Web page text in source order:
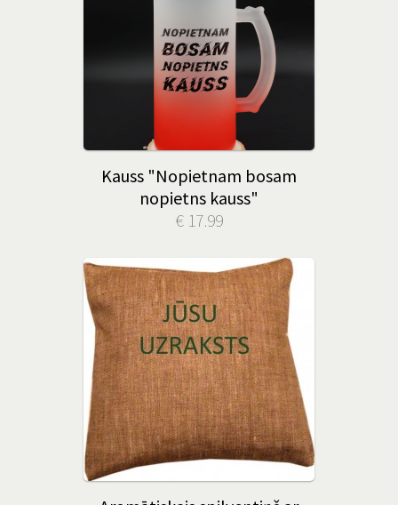
Kauss "Nopietnam bosam
nopietns kauss"
€ 17.99